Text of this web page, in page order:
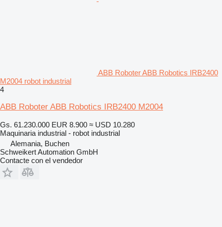
ABB Roboter ABB Robotics IRB2400
M2004 robot industrial
4
ABB Roboter ABB Robotics IRB2400 M2004
Gs. 61.230.000 EUR 8.900 ≈ USD 10.280
Maquinaria industrial - robot industrial
Alemania, Buchen
Schweikert Automation GmbH
Contacte con el vendedor